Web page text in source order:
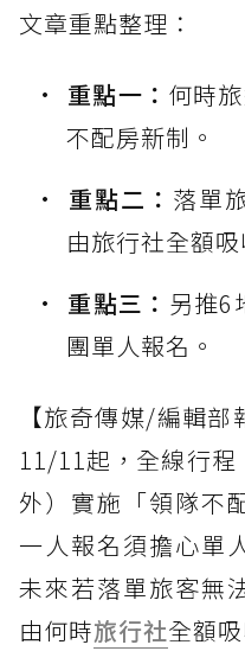
文章重點整理：
重點一： 何時
不配房新制。
重點二： 落單
由旅行社全額吸
重點三： 另推6
團單人報名。
【旅奇傳媒/編輯
11/11起，全線行
外）實施「領隊不
一人報名須擔心單
未來若落單旅客無
由何時旅行社全額吸